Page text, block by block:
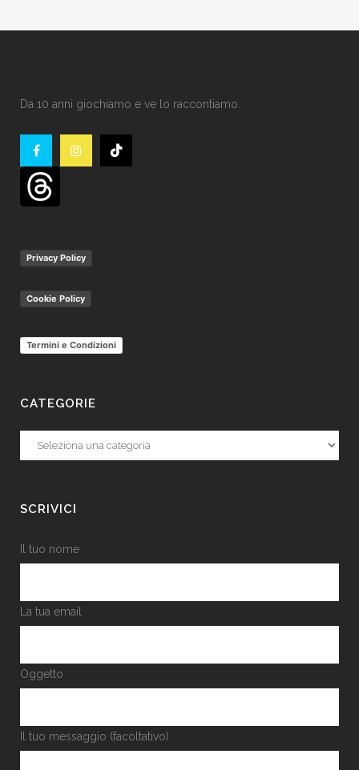
Da 10 anni giochiamo e ve lo raccontiamo.
Privacy Policy
Cookie Policy
Termini e Condizioni
CATEGORIE
Categorie
SCRIVICI
Il tuo nome
La tua email
Oggetto
Il tuo messaggio (facoltativo)